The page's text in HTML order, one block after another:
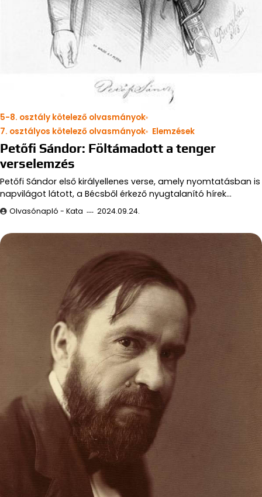
5-8. osztály kötelező olvasmányok
7. osztályos kötelező olvasmányok
Elemzések
Petőfi Sándor: Föltámadott a tenger
verselemzés
Petőfi Sándor első királyellenes verse, amely nyomtatásban is
napvilágot látott, a Bécsből érkező nyugtalanító hírek…
Olvasónapló - Kata 2024.09.24.